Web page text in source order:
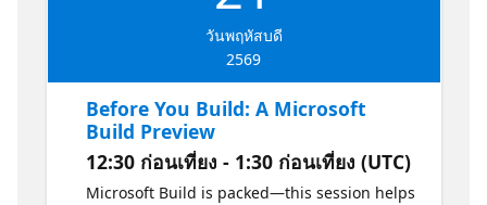
วันพฤหัสบดี
2569
Before You Build: A Microsoft
Build Preview
12:30 ก่อนเที่ยง - 1:30 ก่อนเที่ยง (UTC)
Microsoft Build is packed—this session helps